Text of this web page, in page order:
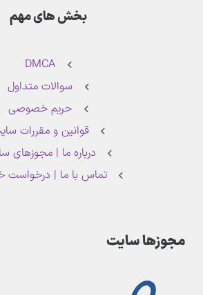
بخش های مهم
DMCA
سوالات متداول
حریم خصوصی
قوانین و مقررات
درباره ما | مجوزهای
تماس با ما | درخواست
مجوزها سایت